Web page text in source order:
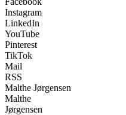
Instagram
LinkedIn
YouTube
Pinterest
TikTok
Mail
RSS
Malthe Jørgensen
Malthe
Jørgensen